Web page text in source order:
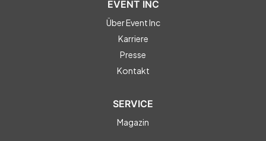
EVENT INC
Über Event Inc
Karriere
Presse
Kontakt
SERVICE
Magazin